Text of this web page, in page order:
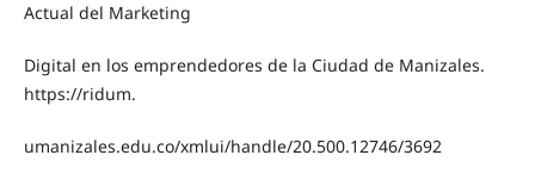
Actual del Marketing
Digital en los emprendedores de la Ciudad de Manizales.
https://ridum.
umanizales.edu.co/xmlui/handle/20.500.12746/3692